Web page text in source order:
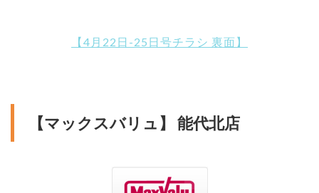
【4月22日-25日号チラシ 裏面】
【マックスバリュ】 能代北店